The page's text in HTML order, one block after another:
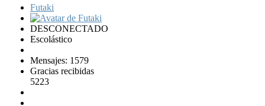
Futaki
DESCONECTADO
Escolástico
Mensajes: 1579
Gracias recibidas
5223